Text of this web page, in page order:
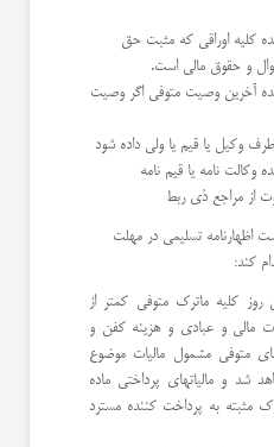
کلیه اوراقی که مثبت حق
و حقوق مالی است.
آخرین وصیت متوفی اگر وصیت
وکیل یا قیم یا ولی داده شود
وکالت نامه یا قیم نامه
از مراجع ذی ربط
اظهارنامه تسلیمی در مهلت
کند:
کلیه ماترک متوفی کمتر از
مالی و عبادی و هزینه کفن و
متوفی مشمول مالیات موضوع
نخواهد شد و مالیاتهای پرداختی ماده
مثبته به پرداخت کننده مسترد